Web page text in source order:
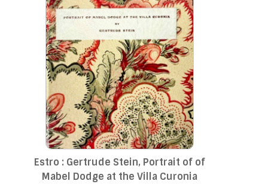
Estro : Gertrude Stein, Portrait of of
Mabel Dodge at the Villa Curonia